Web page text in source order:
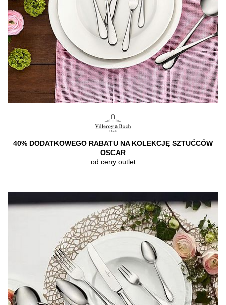
40% DODATKOWEGO RABATU NA KOLEKCJĘ SZTUĆCÓW
OSCAR
od ceny outlet